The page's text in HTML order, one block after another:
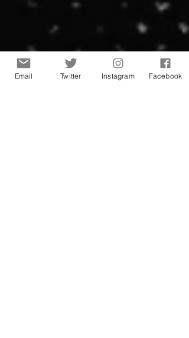
Email Twitter Instagram Facebook